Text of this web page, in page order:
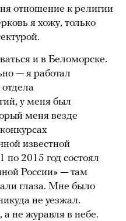
отношение к религии
я хожу, только
и в Беломорске.
— я работал
у меня был
меня везде
известной
по 2015 год состоял
России» — там
глаза. Мне было
не уезжал.
не журавля в небе.